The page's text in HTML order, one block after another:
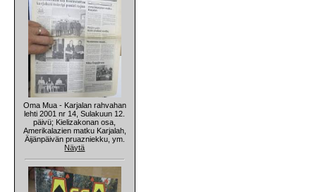
Oma Mua - Karjalan rahvahan
lehti 2001 nr 14, Sulakuun 12.
päivü; Kielizakonan osa,
Amerikalazien matku Karjalah,
Äijänpäivän pruazniekku, ym.
Näytä